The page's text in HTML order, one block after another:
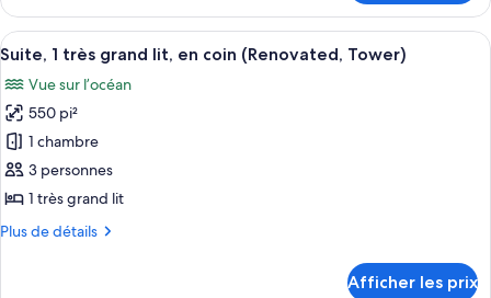
très
grand
vue
sur
l’océan
(Renovated)
Chambre,
très
lit,
vue
sur
l’océan
(Renovated)
Afficher
toutes
les
photos
pour
ce
type
chambre :
Une chambre d’hôtel moderne dotée
8
Suite, 1 très grand lit, en coin (Renovated, Tower)
Vue sur l’océan
550 pi²
1 chambre
3 personnes
1 très grand lit
Plus de détails
Plus
Afficher les prix